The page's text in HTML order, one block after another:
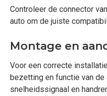
Controleer de connector
auto om de juiste
Montage en
Voor een correcte
bezetting en functie van
snelheidssignaal en